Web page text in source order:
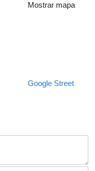
Mostrar mapa
Google Street